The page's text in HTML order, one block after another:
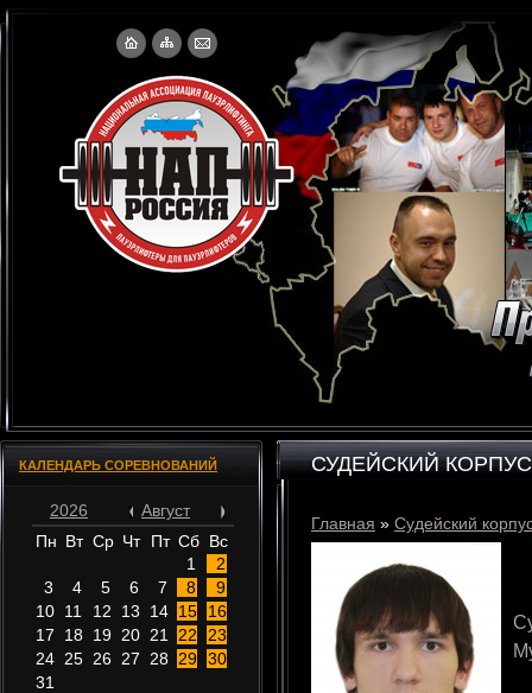
КАЛЕНДАРЬ СОРЕВНОВАНИЙ
2026
Август
Пн Вт Ср Чт Пт Сб Вс
1
2
3
4 5 6 7 8
9
10 11 12 13 14 15
16
17
18 19 20 21 22
23
24 25 26 27 28 29 30
31
СУДЕЙСКИЙ КОРПУС
Главная » Судейский